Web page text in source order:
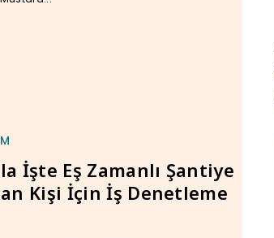
İşte Eş Zamanlı Şantiye
Kişi İçin İş Denetleme